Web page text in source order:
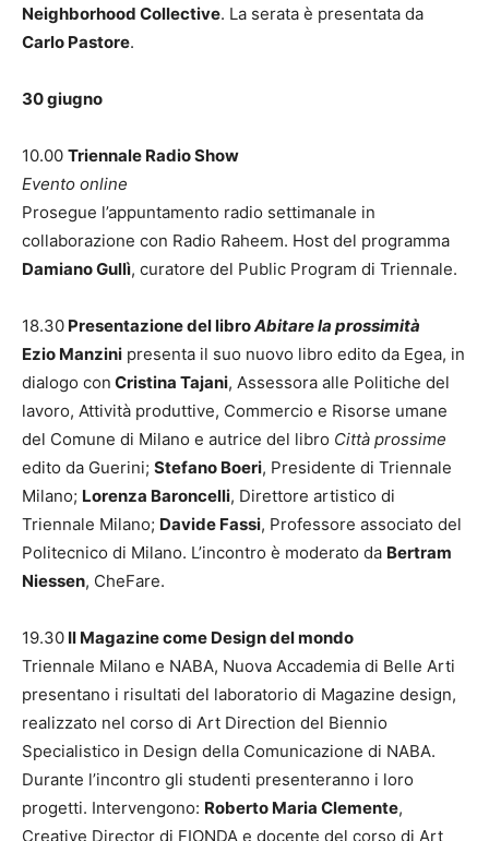
Neighborhood Collective. La serata è presentata da
Carlo Pastore.
30 giugno
10.00 Triennale Radio Show
Evento online
Prosegue l’appuntamento radio settimanale in
collaborazione con Radio Raheem. Host del programma
Damiano Gullì, curatore del Public Program di Triennale.
18.30 Presentazione del libroAbitare la prossimità
Ezio Manzini presenta il suo nuovo libro edito da Egea, in
dialogo con Cristina Tajani, Assessora alle Politiche del
lavoro, Attività produttive, Commercio e Risorse umane
del Comune di Milano e autrice del libro Città prossime
edito da Guerini; Stefano Boeri, Presidente di Triennale
Milano; Lorenza Baroncelli, Direttore artistico di
Triennale Milano; Davide Fassi, Professore associato del
Politecnico di Milano. L’incontro è moderato da Bertram
Niessen, CheFare.
19.30 Il Magazine come Design del mondo
Triennale Milano e NABA, Nuova Accademia di Belle Arti
presentano i risultati del laboratorio di Magazine design,
realizzato nel corso di Art Direction del Biennio
Specialistico in Design della Comunicazione di NABA.
Durante l’incontro gli studenti presenteranno i loro
progetti. Intervengono: Roberto Maria Clemente,
Creative Director di FIONDA e docente del corso di Art